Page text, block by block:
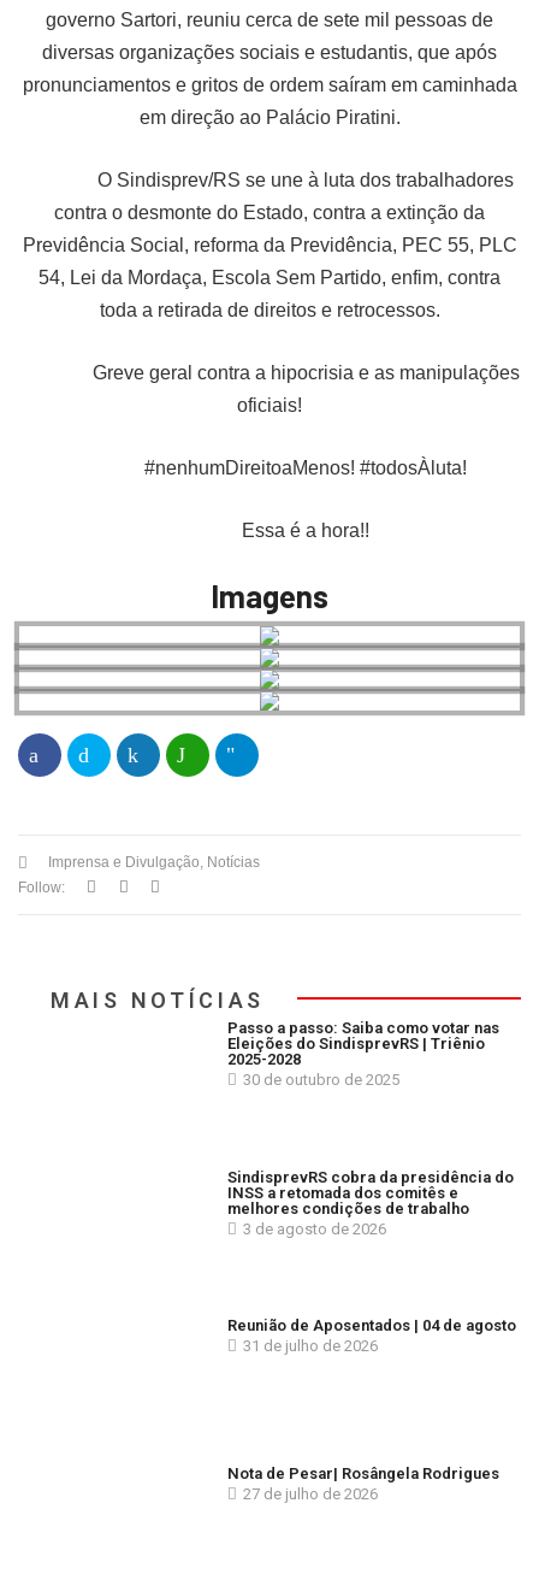
governo Sartori, reuniu cerca de sete mil pessoas de
diversas organizações sociais e estudantis, que após
pronunciamentos e gritos de ordem saíram em caminhada
em direção ao Palácio Piratini.
O Sindisprev/RS se une à luta dos trabalhadores
contra o desmonte do Estado, contra a extinção da
Previdência Social, reforma da Previdência, PEC 55, PLC
54, Lei da Mordaça, Escola Sem Partido, enfim, contra
toda a retirada de direitos e retrocessos.
Greve geral contra a hipocrisia e as manipulações
oficiais!
#nenhumDireitoaMenos! #todosÀluta!
Essa é a hora!!
Imagens
Imprensa e Divulgação, Notícias
Follow:
MAIS NOTÍCIAS
Passo a passo: Saiba como votar nas
Eleições do SindisprevRS | Triênio
2025-2028
30 de outubro de 2025
SindisprevRS cobra da presidência do
INSS a retomada dos comitês e
melhores condições de trabalho
3 de agosto de 2026
Reunião de Aposentados | 04 de agosto
31 de julho de 2026
Nota de Pesar| Rosângela Rodrigues
27 de julho de 2026